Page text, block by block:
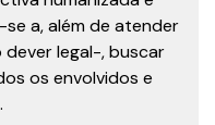
a, além de atender
legal-, buscar
os envolvidos e